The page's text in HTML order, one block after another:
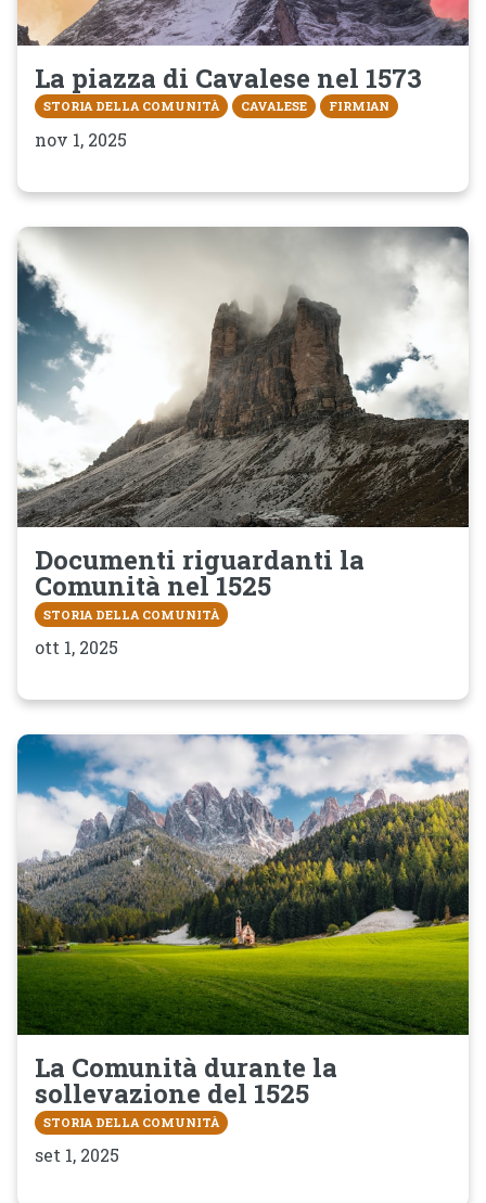
La piazza di Cavalese nel 1573
STORIA DELLA COMUNITÀ CAVALESE FIRMIAN
nov 1, 2025
Documenti riguardanti la
Comunità nel 1525
STORIA DELLA COMUNITÀ
ott 1, 2025
La Comunità durante la
sollevazione del 1525
STORIA DELLA COMUNITÀ
set 1, 2025